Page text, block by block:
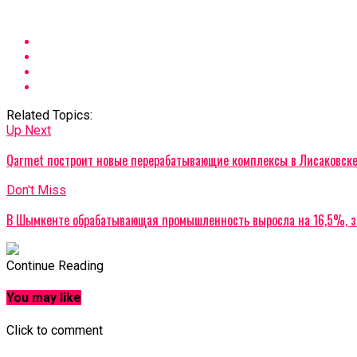
Related Topics:
Up Next
Qarmet построит новые перерабатывающие комплексы в Лисаковске
Don't Miss
В Шымкенте обрабатывающая промышленность выросла на 16,5%,
Continue Reading
You may like
Click to comment